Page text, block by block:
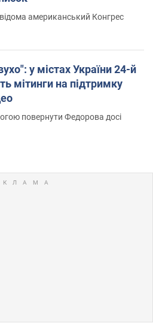
американський Конгрес
у містах України 24-й
мітинги на підтримку
повернути Федорова досі